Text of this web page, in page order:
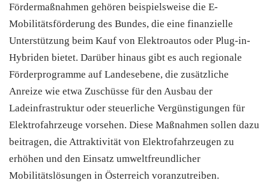
Fördermaßnahmen gehören beispielsweise die E-
Mobilitätsförderung des Bundes, die eine finanzielle
Unterstützung beim Kauf von Elektroautos oder Plug-in-
Hybriden bietet. Darüber hinaus gibt es auch regionale
Förderprogramme auf Landesebene, die zusätzliche
Anreize wie etwa Zuschüsse für den Ausbau der
Ladeinfrastruktur oder steuerliche Vergünstigungen für
Elektrofahrzeuge vorsehen. Diese Maßnahmen sollen dazu
beitragen, die Attraktivität von Elektrofahrzeugen zu
erhöhen und den Einsatz umweltfreundlicher
Mobilitätslösungen in Österreich voranzutreiben.